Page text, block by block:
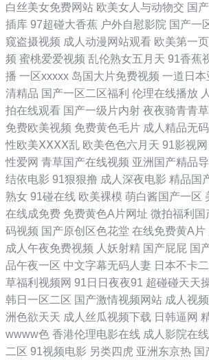
91专区视频 免费大片黄在线观看 亚洲日韩欧美国
天天做天天爱夜夜爽 国产精品永久免费视频 亚洲
AV传媒在线播放 日韩在线观看 国产午夜一级 中文
区中文字幕 五月丁香婷婷六月 久久国产传媒精品
韩第一精品 国产大片特黄高清视频 日韩国产精品
久久人妻精品A片 国产精品久久久久久日本 在线
电影在线 天堂a8在线 体育nb 国内自产视频区国
线观看 91福利是看爽片 青青青国产在线 超碰在线
在线日韩成人 男女多p混 91直播官网 茄子香蕉成
级片网站导航 国产大全三级在线 性交影院 狠狠鲁i
陈可心 91白虎国产 日本高清在线精品一区 国产日
白丝美女免费网站 欧美女人与动物交 国
插库 97超碰大香蕉 户外自慰影院 国产一
窥盗摄视频 成人动漫网站观看 欧美第一
频 蜜桃爱爱视频 乱伦熟女五月天 91香蕉
播 一区xxxxx 岛国大片免费视频 一道日本
清精品 国产一区二区福利 伦理在线播放
拍在线观看 国产一级片内射 夜夜骑青青草
免费欧美视频 免费黄色毛片 成人精品无
性欧美ⅩⅩⅩⅩ乱 欧美色色六月天 91影视网
性爱网 青草国产在线视频 亚洲国产精品
结依电影 91狠狠撸 成人深夜电影 精品国
熟女 91碰在线 欧美裸模 萌白酱国产一区
在线成免费 免费黄色A片网址 微拍福利国
码视频 国产原创区色花堂 在线免费黄A片
成人午夜免费视频 人妖射精 国产屁屁 国
品午夜一区 中文字幕无码人妻 日本不卡
草福利视频网 91日日夜夜91 超碰碰天天
韩日一区二区 国产激情视频网站 成人视
洲色欲天天 成人丝瓜视频下载 日韩逼网
wwww色 香港伦理电影在线 成人影院在
二区 91视频电影 另类四虎 亚洲东京热 国